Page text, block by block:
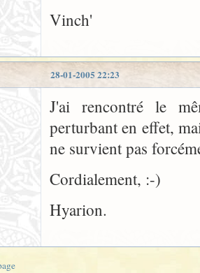
Vinch'
28-01-2005 22:23
J'ai rencontré le
perturbant en effet,
ne survient pas
Cordialement, :-)
Hyarion.